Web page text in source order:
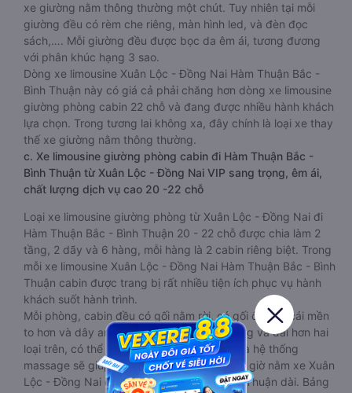
xe giường nằm thông thường một chút. Tuy nhiên tại mỗi
giường đều có rèm che riêng, màn hình led, và đèn đọc
sách,…. Mỗi giường đều được bọc da êm ái, tương đương
với phân khúc hạng 3 sao.
Dòng xe limousine Xuân Lộc - Đồng Nai Hàm Thuận Bắc -
Bình Thuận này có giá cả phải chăng hơn dòng xe limousine
giường phòng cabin 22 chỗ và đang được nhiều hành khách
lựa chọn. Trong tương lai không xa, đây chính là loại xe thay
thế xe giường nằm thông thường.
c. Xe limousine giường phòng cabin đi Hàm Thuận Bắc -
Bình Thuận từ Xuân Lộc - Đồng Nai VIP sang trọng, êm ái,
chất lượng dịch vụ cao 20 -22 chỗ
Loại xe limousine giường phòng từ Xuân Lộc - Đồng Nai đi
Hàm Thuận Bắc - Bình Thuận 20 - 22 chỗ được chia làm 2
tầng, 2 dãy và 6 hàng, mỗi hàng là 2 cabin riêng biệt. Trong
mỗi xe limousine Xuân Lộc - Đồng Nai Hàm Thuận Bắc - Bình
Thuận cabin được trang bị rất nhiều tiện ích phục vụ hành
khách suốt hành trình.
Mỗi phòng, cabin đều có gối nằm rời, có gối ôm, có cái mền
to hơn và dây an toàn seat belt. Giường rộng và dài hơn hai
loại trên, có thể lăn lộn thoải mái. Đặc biệt là hệ thống
massage sẽ giúp bạn thư giãn trong những giờ nằm xe Xuân
Lộc - Đồng Nai đến Hàm Thuận Bắc - Bình Thuận dài. Bảng